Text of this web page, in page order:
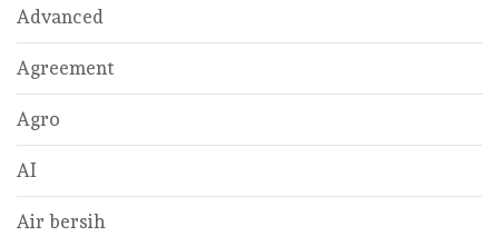
Advanced
Agreement
Agro
AI
Air bersih